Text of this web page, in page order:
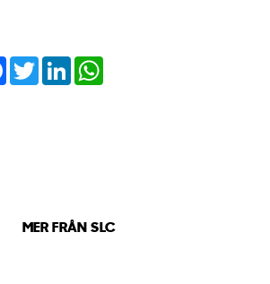
Facebook
TwitterLinkedIn
MER FRÅN SLC